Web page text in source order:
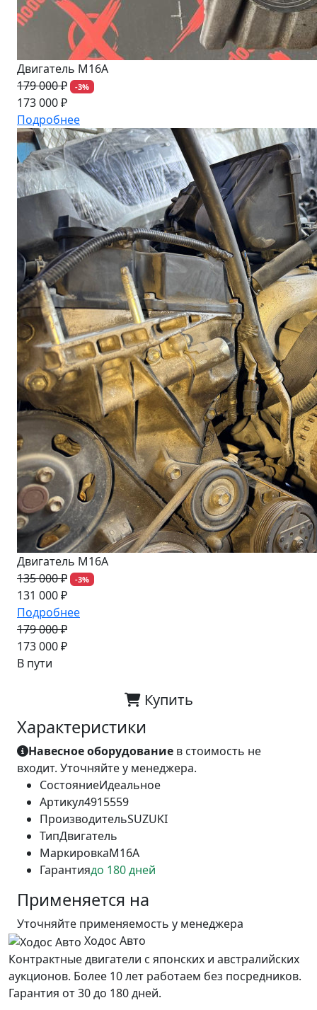
Двигатель M16A
179 000 ₽
-3%
173 000 ₽
Подробнее
Двигатель M16A
135 000 ₽
-3%
131 000 ₽
Подробнее
179 000 ₽
173 000 ₽
В пути
Купить
Характеристики
Навесное оборудование в стоимость не
входит. Уточняйте у менеджера.
СостояниеИдеальное
Артикул4915559
ПроизводительSUZUKI
ТипДвигатель
МаркировкаM16A
Гарантиядо 180 дней
Применяется на
Уточняйте применяемость у менеджера
Ходос Авто
Контрактные двигатели с японских и австралийских
аукционов. Более 10 лет работаем без посредников.
Гарантия от 30 до 180 дней.